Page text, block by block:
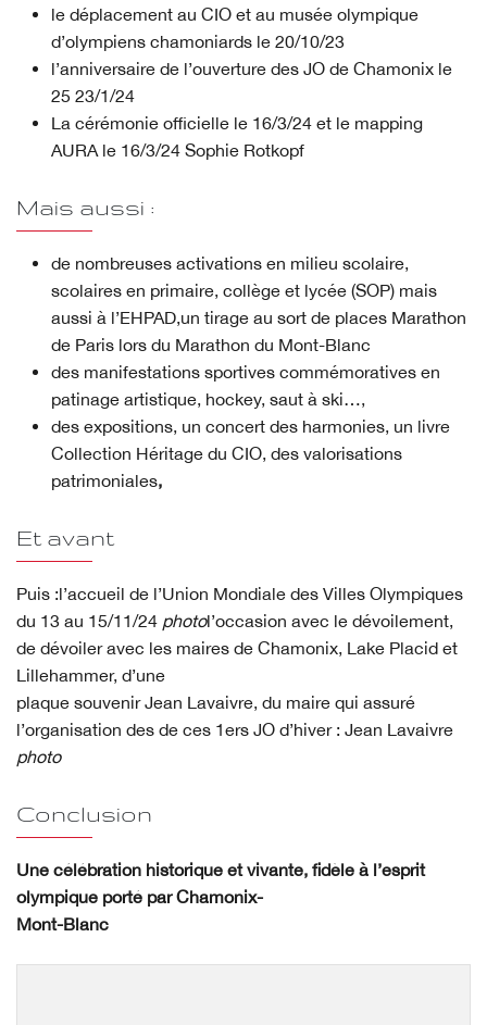
le déplacement au CIO et au musée olympique
d’olympiens chamoniards le 20/10/23
l’anniversaire de l’ouverture des JO de Chamonix le
25 23/1/24
La cérémonie officielle le 16/3/24 et le mapping
AURA le 16/3/24 Sophie Rotkopf
Mais aussi :
de nombreuses activations en milieu scolaire,
scolaires en primaire, collège et lycée (SOP) mais
aussi à l’EHPAD,un tirage au sort de places Marathon
de Paris lors du Marathon du Mont-Blanc
des manifestations sportives commémoratives en
patinage artistique, hockey, saut à ski…,
des expositions, un concert des harmonies, un livre
Collection Héritage du CIO, des valorisations
patrimoniales,
Et avant
Puis :l’accueil de l’Union Mondiale des Villes Olympiques
du 13 au 15/11/24 photol’occasion avec le dévoilement,
de dévoiler avec les maires de Chamonix, Lake Placid et
Lillehammer, d’une
plaque souvenir Jean Lavaivre, du maire qui assuré
l’organisation des de ces 1ers JO d’hiver : Jean Lavaivre
photo
Conclusion
Une célébration historique et vivante, fidèle à l’esprit
olympique porté par Chamonix-
Mont-Blanc